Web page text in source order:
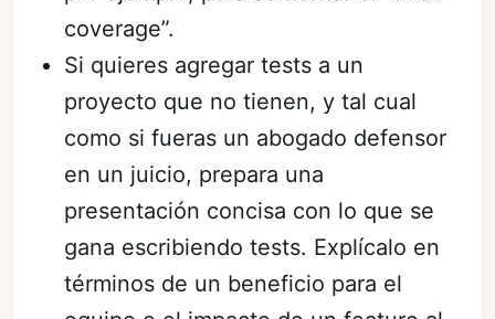
coverage”.
Si quieres agregar tests a un
proyecto que no tienen, y tal cual
como si fueras un abogado defensor
en un juicio, prepara una
presentación concisa con lo que se
gana escribiendo tests. Explícalo en
términos de un beneficio para el